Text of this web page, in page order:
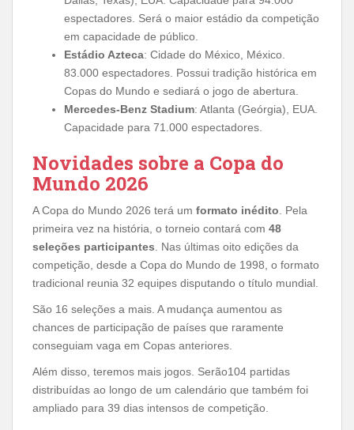
espectadores. Será o maior estádio da competição
em capacidade de público.
Estádio Azteca: Cidade do México, México.
83.000 espectadores. Possui tradição histórica em
Copas do Mundo e sediará o jogo de abertura.
Mercedes-Benz Stadium: Atlanta (Geórgia), EUA.
Capacidade para 71.000 espectadores.
Novidades sobre a Copa do
Mundo 2026
A Copa do Mundo 2026 terá um formato inédito. Pela
primeira vez na história, o torneio contará com 48
seleções participantes. Nas últimas oito edições da
competição, desde a Copa do Mundo de 1998, o formato
tradicional reunia 32 equipes disputando o título mundial.
São 16 seleções a mais. A mudança aumentou as
chances de participação de países que raramente
conseguiam vaga em Copas anteriores.
Além disso, teremos mais jogos. Serão104 partidas
distribuídas ao longo de um calendário que também foi
ampliado para 39 dias intensos de competição.